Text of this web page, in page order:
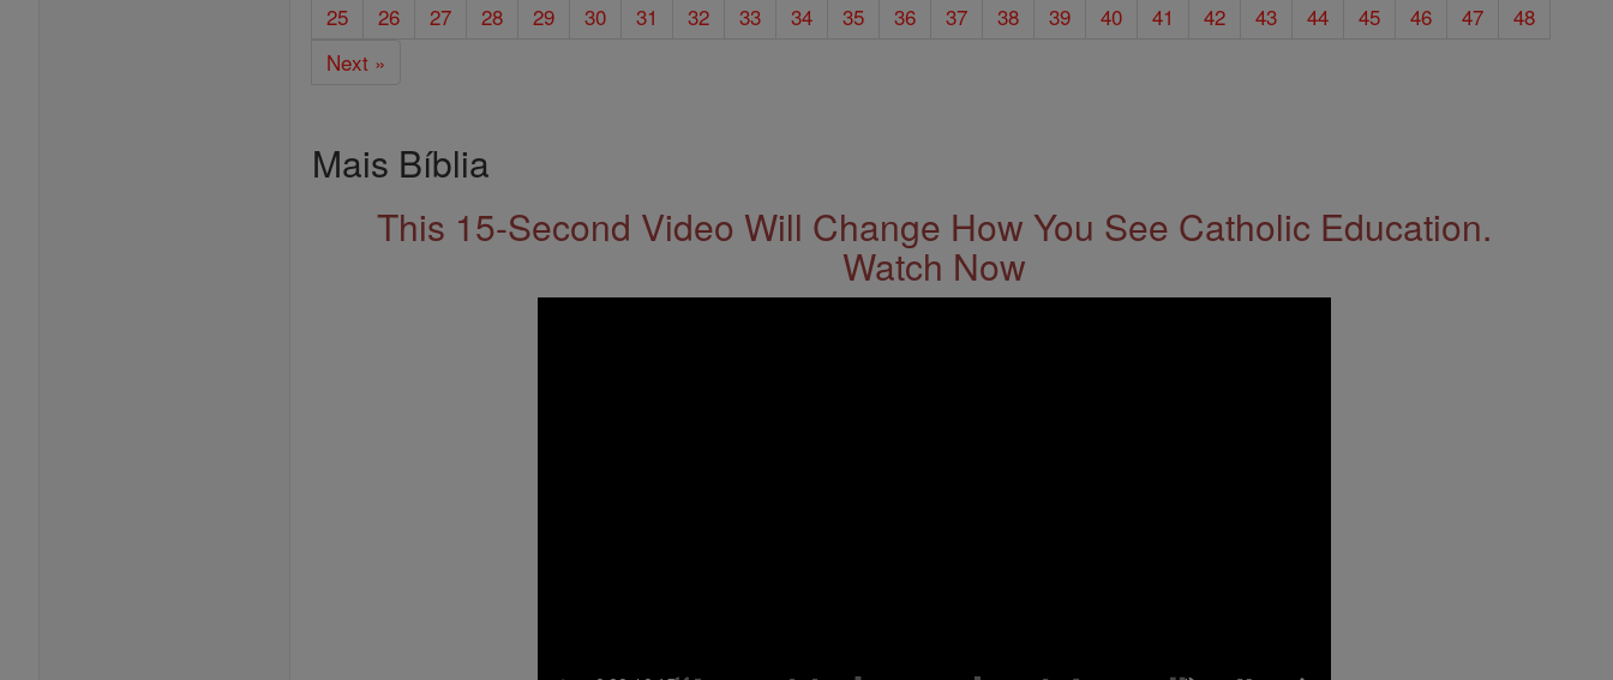
25
26 27 28 29 30 31 32 33 34 35 36 37 38 39 40 41 42 43 44 45 46 47
48
Next »
Mais Bíblia
This 15-Second Video Will Change How You See Catholic Education.
Watch Now